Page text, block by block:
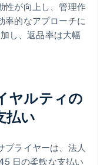
性が向上し、管理作
率的なアプローチに
し、返品率は大幅
ヤルティの
払い
プライヤーは、法人
日の柔軟な支払い